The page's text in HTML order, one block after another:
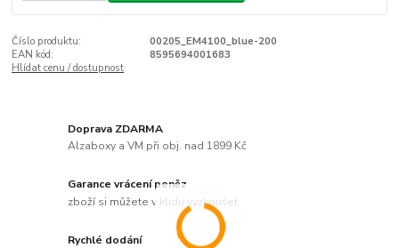
Číslo produktu:
00205_EM4100_blue-200
EAN kód:
8595694001683
Hlídat cenu / dostupnost
Doprava ZDARMA
Alzaboxy a VM při obj. nad 1899 Kč
Garance vrácení peněz
zboží si můžete v klidu vyzkoušet
Rychlé dodání